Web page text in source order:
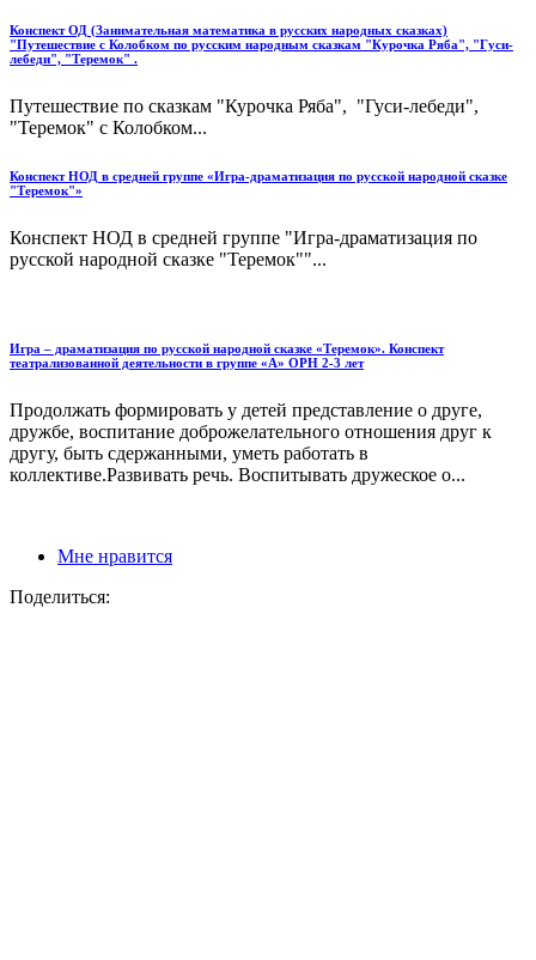
Конспект ОД (Занимательная математика в русских народных сказках)
"Путешествие с Колобком по русским народным сказкам "Курочка Ряба", "Гуси-
лебеди", "Теремок" .
Путешествие по сказкам "Курочка Ряба", "Гуси-лебеди",
"Теремок" с Колобком...
Конспект НОД в средней группе «Игра-драматизация по русской народной сказке
"Теремок"»
Конспект НОД в средней группе "Игра-драматизация по
русской народной сказке "Теремок""...
Игра – драматизация по русской народной сказке «Теремок». Конспект
театрализованной деятельности в группе «А» ОРН 2-3 лет
Продолжать формировать у детей представление о друге,
дружбе, воспитание доброжелательного отношения друг к
другу, быть сдержанными, уметь работать в
коллективе.Развивать речь. Воспитывать дружеское о...
Мне нравится
Поделиться: